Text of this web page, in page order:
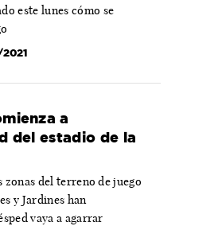
este lunes cómo se
a
del estadio de la
zonas del terreno de juego
y Jardines han
vaya a agarrar